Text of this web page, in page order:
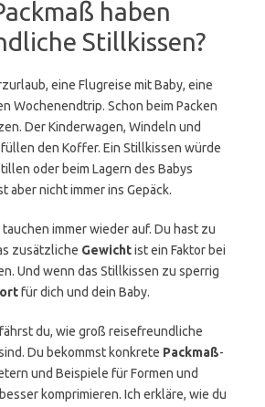
haben
Stillkissen?
eine Flugreise mit Baby, eine
Wochenendtrip. Schon beim Packen
Der Kinderwagen, Windeln und
den Koffer. Ein Stillkissen würde
oder beim Lagern des Babys
aber nicht immer ins Gepäck.
immer wieder auf. Du hast zu
zusätzliche Gewichtist ein Faktor bei
Und wenn das Stillkissen zu sperrig
für dich und dein Baby.
du, wie groß reisefreundliche
Du bekommst konkrete Packmaß-
und Beispiele für Formen und
komprimieren. Ich erkläre, wie du